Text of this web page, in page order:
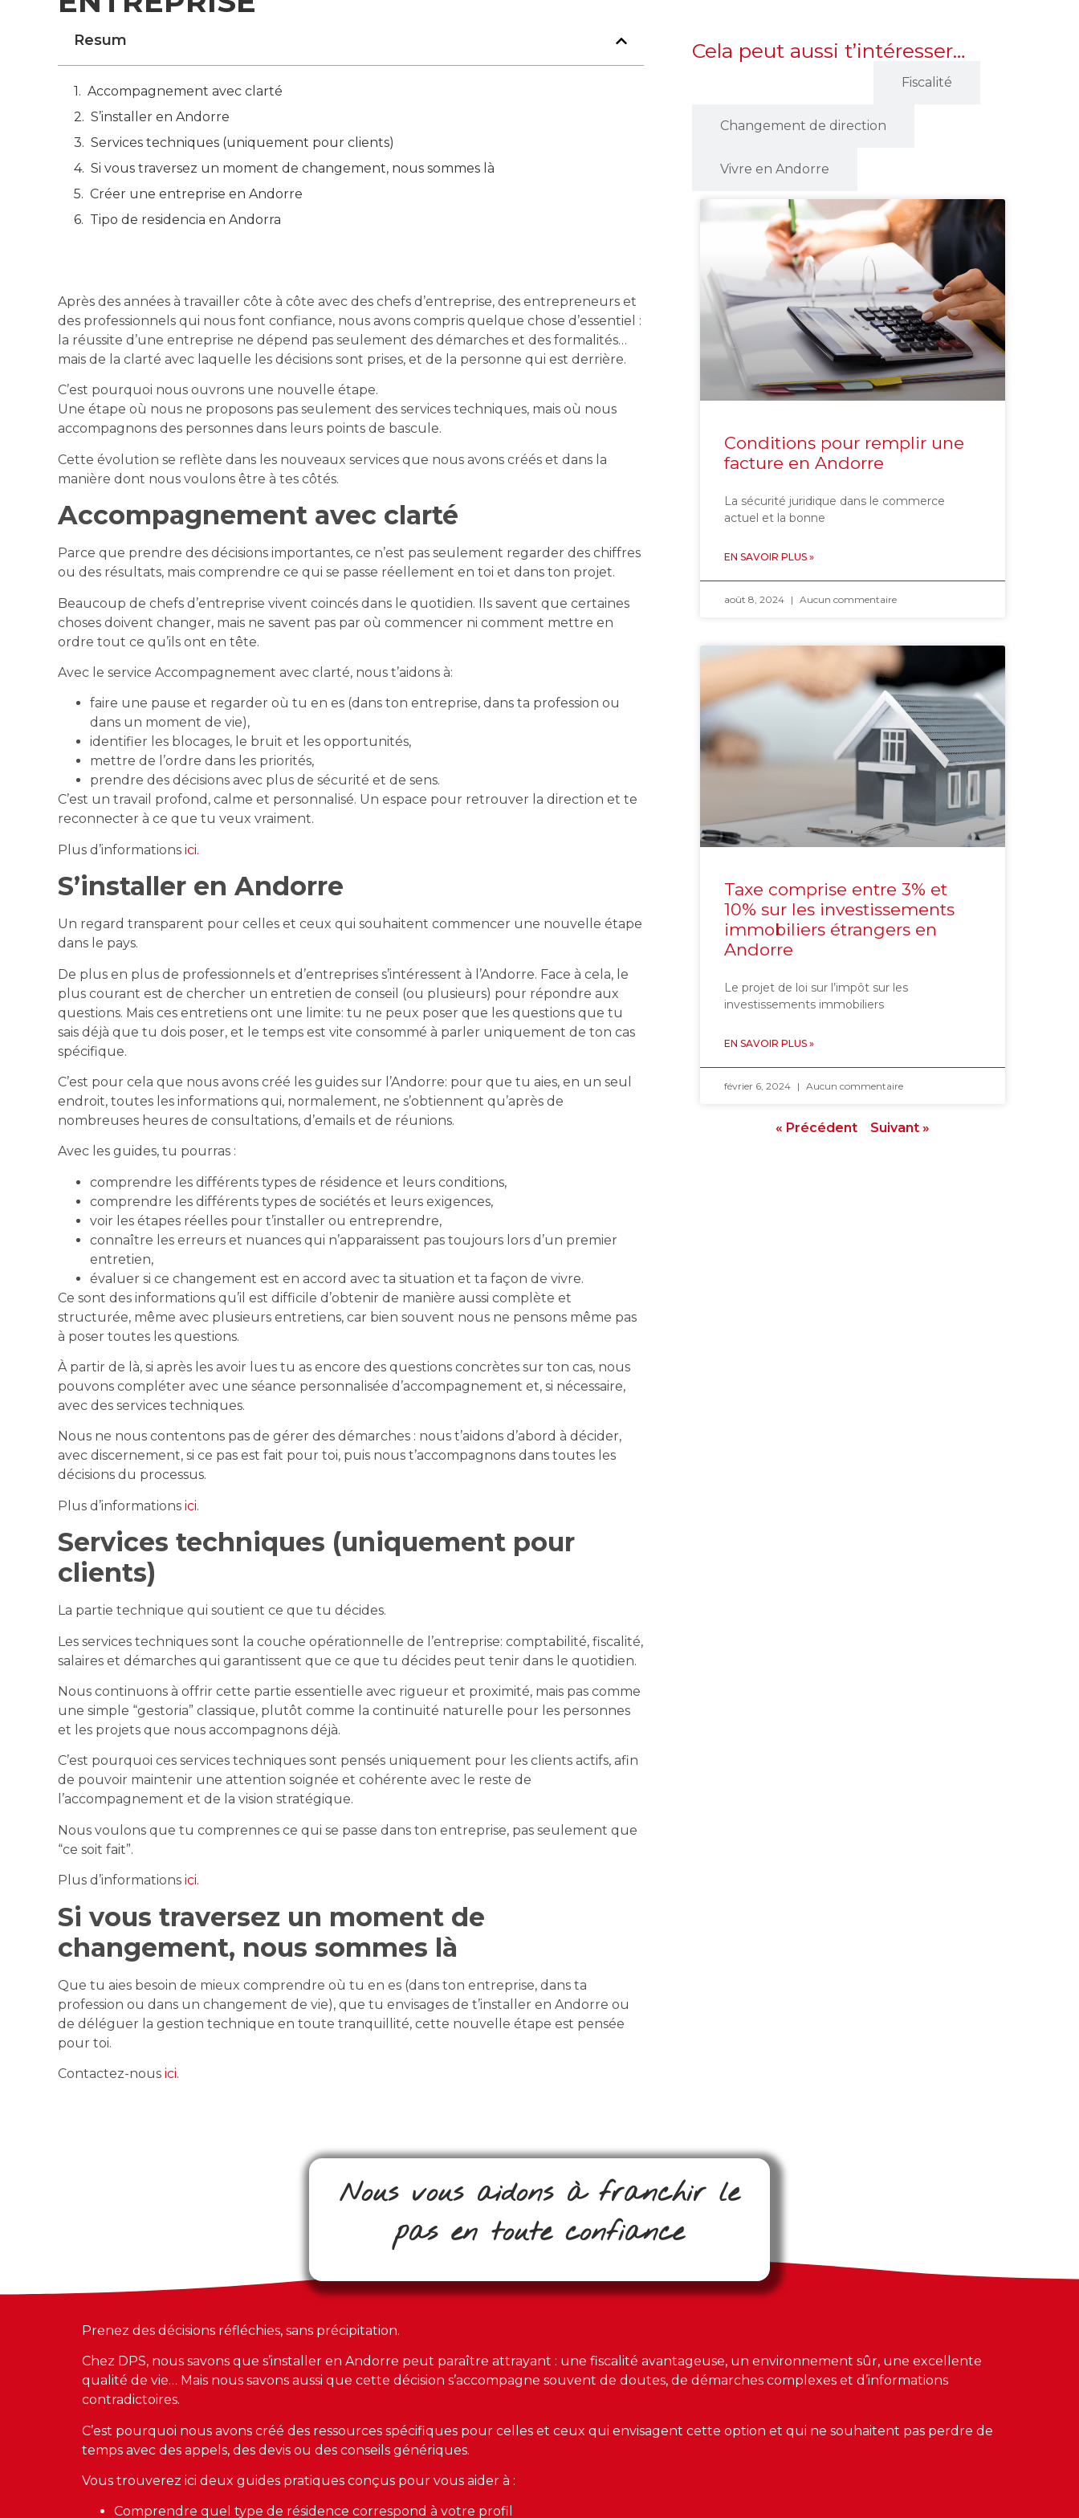
Resum
Accompagnement avec clarté
S’installer en Andorre
Services techniques (uniquement pour clients)
Si vous traversez un moment de changement, nous sommes là
Créer une entreprise en Andorre
Tipo de residencia en Andorra
Après des années à travailler côte à côte avec des chefs d’entreprise, des entrepreneurs et
des professionnels qui nous font confiance, nous avons compris quelque chose d’essentiel :
la réussite d’une entreprise ne dépend pas seulement des démarches et des formalités…
mais de la clarté avec laquelle les décisions sont prises, et de la personne qui est derrière.
C’est pourquoi nous ouvrons une nouvelle étape.
Une étape où nous ne proposons pas seulement des services techniques, mais où nous
accompagnons des personnes dans leurs points de bascule.
Cette évolution se reflète dans les nouveaux services que nous avons créés et dans la
manière dont nous voulons être à tes côtés.
Accompagnement avec clarté
Parce que prendre des décisions importantes, ce n’est pas seulement regarder des chiffres
ou des résultats, mais comprendre ce qui se passe réellement en toi et dans ton projet.
Beaucoup de chefs d’entreprise vivent coincés dans le quotidien. Ils savent que certaines
choses doivent changer, mais ne savent pas par où commencer ni comment mettre en
ordre tout ce qu’ils ont en tête.
Avec le service Accompagnement avec clarté, nous t’aidons à:
faire une pause et regarder où tu en es (dans ton entreprise, dans ta profession ou
dans un moment de vie),
identifier les blocages, le bruit et les opportunités,
mettre de l’ordre dans les priorités,
prendre des décisions avec plus de sécurité et de sens.
C’est un travail profond, calme et personnalisé. Un espace pour retrouver la direction et te
reconnecter à ce que tu veux vraiment.
Plus d’informations ici.
S’installer en Andorre
Un regard transparent pour celles et ceux qui souhaitent commencer une nouvelle étape
dans le pays.
De plus en plus de professionnels et d’entreprises s’intéressent à l’Andorre. Face à cela, le
plus courant est de chercher un entretien de conseil (ou plusieurs) pour répondre aux
questions. Mais ces entretiens ont une limite: tu ne peux poser que les questions que tu
sais déjà que tu dois poser, et le temps est vite consommé à parler uniquement de ton cas
spécifique.
C’est pour cela que nous avons créé les guides sur l’Andorre: pour que tu aies, en un seul
endroit, toutes les informations qui, normalement, ne s’obtiennent qu’après de
nombreuses heures de consultations, d’emails et de réunions.
Avec les guides, tu pourras :
comprendre les différents types de résidence et leurs conditions,
comprendre les différents types de sociétés et leurs exigences,
voir les étapes réelles pour t’installer ou entreprendre,
connaître les erreurs et nuances qui n’apparaissent pas toujours lors d’un premier
entretien,
évaluer si ce changement est en accord avec ta situation et ta façon de vivre.
Ce sont des informations qu’il est difficile d’obtenir de manière aussi complète et
structurée, même avec plusieurs entretiens, car bien souvent nous ne pensons même pas
à poser toutes les questions.
À partir de là, si après les avoir lues tu as encore des questions concrètes sur ton cas, nous
pouvons compléter avec une séance personnalisée d’accompagnement et, si nécessaire,
avec des services techniques.
Nous ne nous contentons pas de gérer des démarches : nous t’aidons d’abord à décider,
avec discernement, si ce pas est fait pour toi, puis nous t’accompagnons dans toutes les
décisions du processus.
Plus d’informations ici.
Services techniques (uniquement pour
clients)
La partie technique qui soutient ce que tu décides.
Les services techniques sont la couche opérationnelle de l’entreprise: comptabilité, fiscalité,
salaires et démarches qui garantissent que ce que tu décides peut tenir dans le quotidien.
Nous continuons à offrir cette partie essentielle avec rigueur et proximité, mais pas comme
une simple “gestoria” classique, plutôt comme la continuité naturelle pour les personnes
et les projets que nous accompagnons déjà.
C’est pourquoi ces services techniques sont pensés uniquement pour les clients actifs, afin
de pouvoir maintenir une attention soignée et cohérente avec le reste de
l’accompagnement et de la vision stratégique.
Nous voulons que tu comprennes ce qui se passe dans ton entreprise, pas seulement que
“ce soit fait”.
Plus d’informations ici.
Si vous traversez un moment de
changement, nous sommes là
Que tu aies besoin de mieux comprendre où tu en es (dans ton entreprise, dans ta
profession ou dans un changement de vie), que tu envisages de t’installer en Andorre ou
de déléguer la gestion technique en toute tranquillité, cette nouvelle étape est pensée
pour toi.
Contactez-nous ici.
Cela peut aussi t’intéresser…
Fiscalité
Changement de direction
Vivre en Andorre
Conditions pour remplir une
facture en Andorre
La sécurité juridique dans le commerce
actuel et la bonne
EN SAVOIR PLUS »
août 8, 2024 Aucun commentaire
Taxe comprise entre 3% et
10% sur les investissements
immobiliers étrangers en
Andorre
Le projet de loi sur l’impôt sur les
investissements immobiliers
EN SAVOIR PLUS »
février 6, 2024 Aucun commentaire
« Précédent Suivant »
Nous vous aidons à franchir le
pas en toute confiance
Prenez des décisions réfléchies, sans précipitation.
Chez DPS, nous savons que s’installer en Andorre peut paraître attrayant : une fiscalité avantageuse, un environnement sûr, une excellente
qualité de vie… Mais nous savons aussi que cette décision s’accompagne souvent de doutes, de démarches complexes et d’informations
contradictoires.
C’est pourquoi nous avons créé des ressources spécifiques pour celles et ceux qui envisagent cette option et qui ne souhaitent pas perdre de
temps avec des appels, des devis ou des conseils génériques.
Vous trouverez ici deux guides pratiques conçus pour vous aider à :
Comprendre quel type de résidence correspond à votre profil